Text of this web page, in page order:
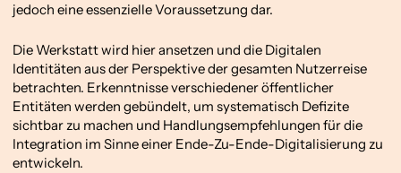
jedoch eine essenzielle Voraussetzung dar.
Die Werkstatt wird hier ansetzen und die Digitalen
Identitäten aus der Perspektive der gesamten Nutzerreise
betrachten. Erkenntnisse verschiedener öffentlicher
Entitäten werden gebündelt, um systematisch Defizite
sichtbar zu machen und Handlungsempfehlungen für die
Integration im Sinne einer Ende-Zu-Ende-Digitalisierung zu
entwickeln.